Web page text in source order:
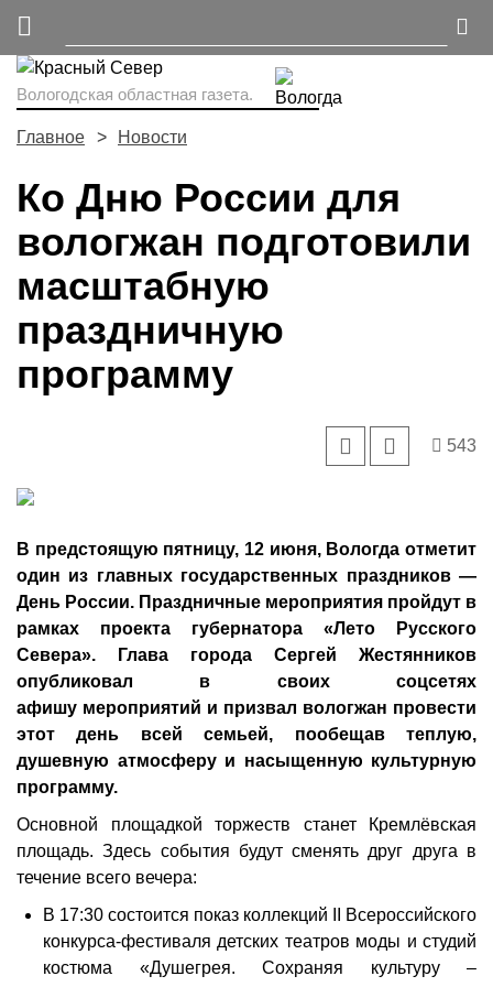
Вологодская областная газета.
Главное Новости
Ко Дню России для
вологжан подготовили
масштабную
праздничную
программу
543
В предстоящую пятницу, 12 июня, Вологда отметит
один из главных государственных праздников —
День России. Праздничные мероприятия пройдут в
рамках проекта губернатора «Лето Русского
Севера». Глава города Сергей Жестянников
опубликовал в своих соцсетях
афишу мероприятий и призвал вологжан провести
этот день всей семьей, пообещав теплую,
душевную атмосферу и насыщенную культурную
программу.
Основной площадкой торжеств станет Кремлёвская
площадь. Здесь события будут сменять друг друга в
течение всего вечера:
В 17:30 состоится показ коллекций II Всероссийского
конкурса-фестиваля детских театров моды и студий
костюма «Душегрея. Сохраняя культуру –